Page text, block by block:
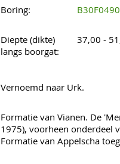
Boring:
Diepte (dikte)
langs boorgat:
37,00 -
Vernoemd naar Urk.
Formatie van Vianen. De
1975), voorheen onderdeel
Formatie van Appelscha